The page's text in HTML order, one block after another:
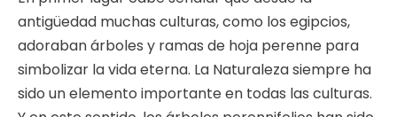
antigüedad muchas culturas, como los egipcios,
adoraban árboles y ramas de hoja perenne para
simbolizar la vida eterna. La Naturaleza siempre ha
sido un elemento importante en todas las culturas.